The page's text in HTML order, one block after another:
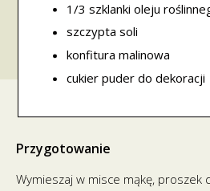
1/3 szklanki oleju
szczypta soli
konfitura malinowa
cukier puder do dekoracji
Przygotowanie
Wymieszaj w misce mąkę, proszek